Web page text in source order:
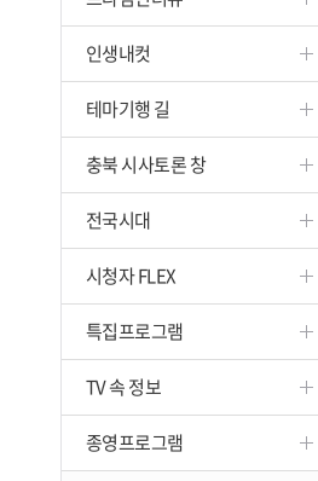
인생내컷
테마기행 길
충북 시사토론 창
전국시대
시청자 FLEX
특집프로그램
TV 속 정보
종영프로그램